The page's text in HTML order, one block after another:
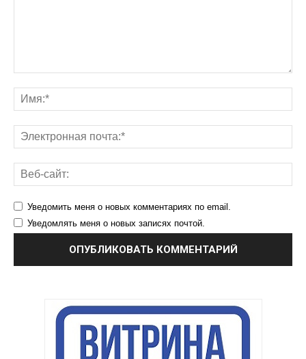
Уведомить меня о новых комментариях по email.
Уведомлять меня о новых записях почтой.